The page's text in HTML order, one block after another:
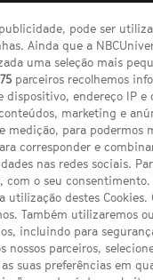
pode ser
Ainda que a
uma seleção mais
parceiros recolhemos
endereço IP e
marketing e
para podermos
corresponder e
nas redes sociais.
com o seu
utilização destes
Também utilizaremos
incluindo para
nossos parceiros,
suas preferências em